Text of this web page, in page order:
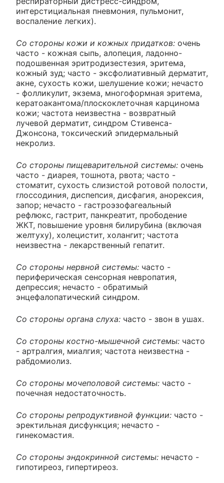
интерстициальная пневмония, пульмонит,
воспаление легких).
Со стороны кожи и кожных придатков: очень
часто - кожная сыпь, алопеция, ладонно-
подошвенная эритродизестезия, эритема,
кожный зуд; часто - эксфолиативный дерматит,
акне, сухость кожи, шелушение кожи; нечасто
- фолликулит, экзема, многоформная эритема,
кератоакантома/плоскоклеточная карцинома
кожи; частота неизвестна - возвратный
лучевой дерматит, синдром Стивенса-
Джонсона, токсический эпидермальный
некролиз.
Со стороны пищеварительной системы: очень
часто - диарея, тошнота, рвота; часто -
стоматит, сухость слизистой ротовой полости,
глоссодиния, диспепсия, дисфагия, анорексия,
запор; нечасто - гастроэзофагеальный
рефлюкс, гастрит, панкреатит, прободение
ЖКТ, повышение уровня билирубина (включая
желтуху), холецистит, холангит; частота
неизвестна - лекарственный гепатит.
Со стороны нервной системы: часто -
периферическая сенсорная невропатия,
депрессия; нечасто - обратимый
энцефалопатический синдром.
Со стороны органа слуха: часто - звон в ушах.
Со стороны костно-мышечной системы: часто
- артралгия, миалгия; частота неизвестна -
рабдомиолиз.
Со стороны мочеполовой системы: часто -
почечная недостаточность.
Со стороны репродуктивной функции: часто -
эректильная дисфункция; нечасто -
гинекомастия.
Со стороны эндокринной системы: нечасто -
гипотиреоз, гипертиреоз.